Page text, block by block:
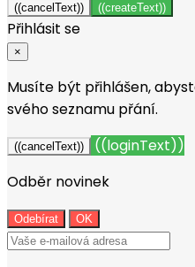
((cancelText)) ((createText))
Přihlásit se
×
Musíte být přihlášen,
svého seznamu přání.
((cancelText))
((loginText))
Odběr novinek